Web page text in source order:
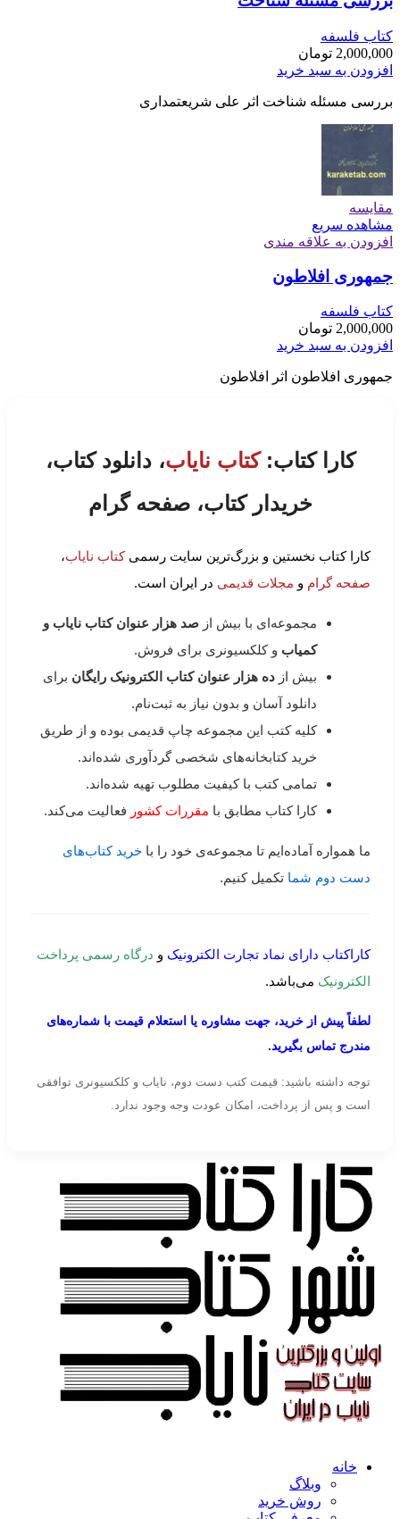
کتاب فلسفه
2,000,000 تومان
افزودن به سبد خرید
بررسی مسئله شناخت اثر علی شریعتمداری
مقایسه
مشاهده سریع
افزودن به علاقه مندی
جمهوری افلاطون
کتاب فلسفه
2,000,000 تومان
افزودن به سبد خرید
جمهوری افلاطون اثر افلاطون
کارا کتاب:کتاب نایاب، دانلود کتاب،
خریدار کتاب، صفحه گرام
کارا کتاب نخستین و بزرگ‌ترین سایت رسمیکتاب نایاب،
صفحه گرام و مجلات قدیمی در ایران است.
مجموعه‌ای با بیش از صد هزار عنوان کتاب نایاب و
کمیاب و کلکسیونری برای فروش.
بیش از ده هزار عنوان کتاب الکترونیک رایگان برای
دانلود آسان و بدون نیاز به ثبت‌نام.
کلیه کتب این مجموعه چاپ قدیمی بوده و از طریق
خرید کتابخانه‌های شخصی گردآوری شده‌اند.
تمامی کتب با کیفیت مطلوب تهیه شده‌اند.
کارا کتاب مطابق با مقررات کشور فعالیت می‌کند.
ما همواره آماده‌ایم تا مجموعه‌ی خود را با خرید کتاب‌های
دست دوم شما تکمیل کنیم.
کاراکتاب دارای نماد تجارت الکترونیک و درگاه رسمی پرداخت
الکترونیک می‌باشد.
لطفاً پیش از خرید، جهت مشاوره یا استعلام قیمت با شماره‌های
مندرج تماس بگیرید.
توجه داشته باشید: قیمت کتب دست دوم، نایاب و کلکسیونری توافقی
است و پس از پرداخت، امکان عودت وجه وجود ندارد.
خانه
وبلاگ
روش خرید